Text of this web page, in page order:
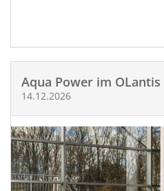
Aqua Power im OLantis
14.12.2026